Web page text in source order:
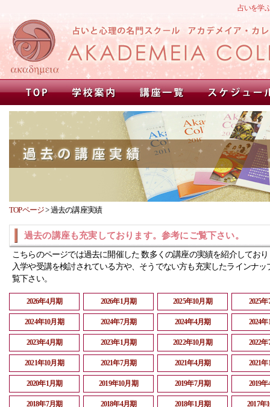
占いを学
TOPページ>過去の講座実績
過去の講座も充実しております。参考にご覧下さい。
こちらのページでは過去に開催した 数多くの講座の実績を紹介してお
入学や受講を検討されている方や、そうでない方も充実したラインナッ
覧下さい。
2026年4月期 2026年1月期 2025年10月期 2025
2024年10月期 2024年7月期 2024年4月期 2024
2023年4月期 2023年1月期 2022年10月期 2022
2021年10月期 2021年7月期 2021年4月期 2021
2020年1月期 2019年10月期 2019年7月期 2019
2018年7月期 2018年4月期 2018年1月期 2017年